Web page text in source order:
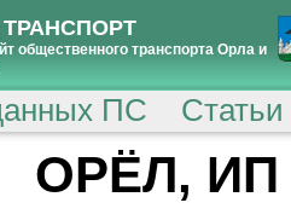
общественного транспорта Орла и
ПС
ОРЁЛ, ИП